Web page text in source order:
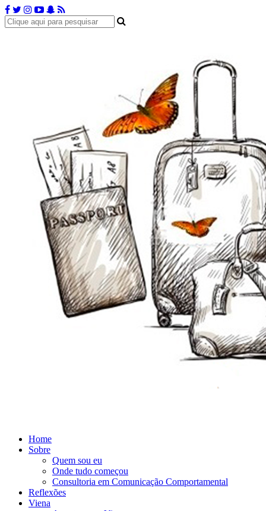
Home
Sobre
Quem sou eu
Onde tudo começou
Consultoria em Comunicação Comportamental
Reflexões
Viena